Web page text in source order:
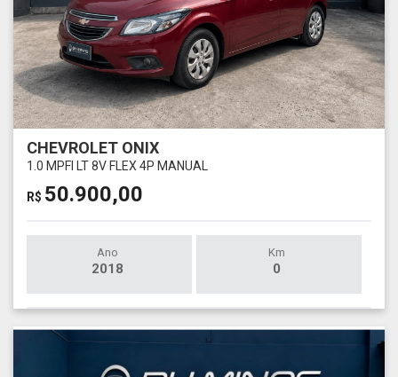
CHEVROLET ONIX
1.0 MPFI LT 8V FLEX 4P MANUAL
R$ 50.900,00
Ano
2018
Km
0